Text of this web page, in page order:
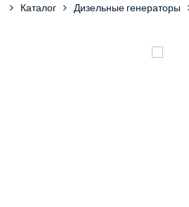
Каталог Дизельные генераторы